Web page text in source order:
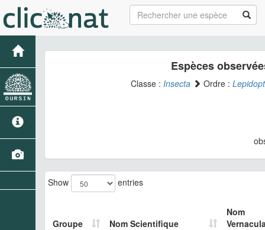
Espèces
Classe : Insecta Ordre :
Show entries
Groupe Nom Scientifique
Nom